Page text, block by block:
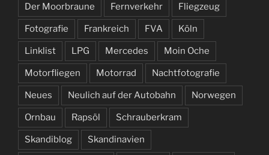
Der Moorbraune Fernverkehr Fliegzeug
Fotografie Frankreich FVA Köln
Linklist LPG Mercedes Moin Oche
Motorfliegen Motorrad Nachtfotografie
Neues Neulich auf der Autobahn Norwegen
Ornbau Rapsöl Schrauberkram
Skandiblog Skandinavien